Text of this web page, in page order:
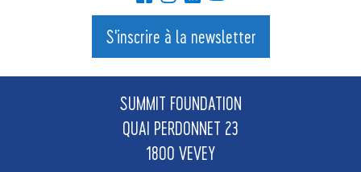
S'inscrire à la newsletter
SUMMIT FOUNDATION
QUAI PERDONNET 23
1800 VEVEY